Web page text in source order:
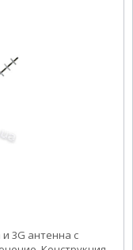
3G антенна с